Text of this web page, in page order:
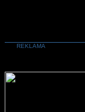
REKLAMA